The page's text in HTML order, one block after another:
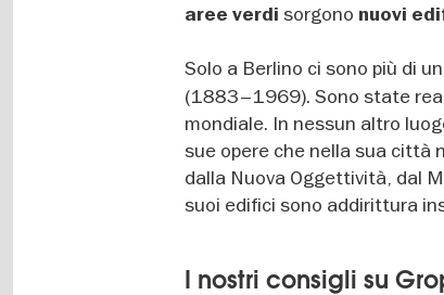
aree verdi sorgono nuovi
Solo a Berlino ci sono più di
(1883–1969). Sono state
mondiale. In nessun altro
sue opere che nella sua città
dalla Nuova Oggettività, dal
suoi edifici sono addirittura
I nostri consigli su